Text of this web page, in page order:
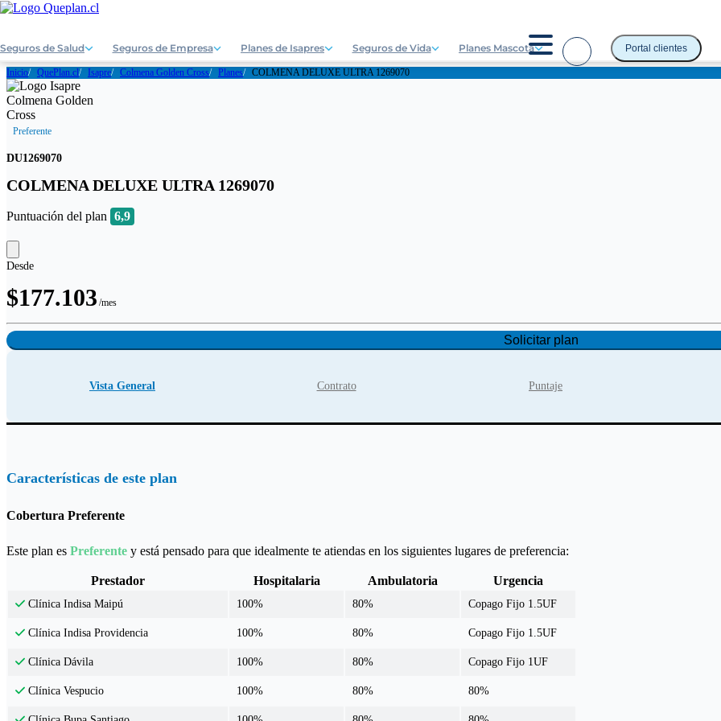
Seguros de Salud Seguros de Empresa Planes de Isapres Seguros de Vida Planes Mascota Portal clientes
Inicio QuePlan.cl Isapre Colmena Golden Cross Planes COLMENA DELUXE ULTRA 1269070
Preferente
DU1269070
COLMENA DELUXE ULTRA 1269070
Puntuación del plan 6,9
Desde
$177.103 /mes
Solicitar plan
Vista General Contrato Puntaje
Características de este plan
Cobertura Preferente
Este plan es Preferente y está pensado para que idealmente te atiendas en los siguientes lugares de preferencia:
Prestador Hospitalaria Ambulatoria Urgencia
Clínica Indisa Maipú 100% 80% Copago Fijo 1.5UF
Clínica Indisa Providencia 100% 80% Copago Fijo 1.5UF
Clínica Dávila 100% 80% Copago Fijo 1UF
Clínica Vespucio 100% 80% 80%